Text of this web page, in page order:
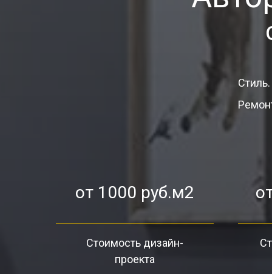
от 1000 руб.м2
Стоимость дизайн-
проекта